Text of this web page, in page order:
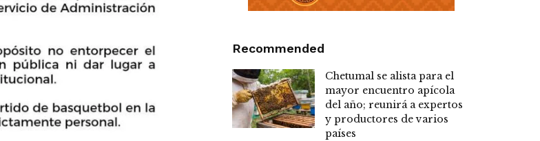
Recommended
Chetumal se alista para el
mayor encuentro apícola
del año; reunirá a expertos
y productores de varios
países